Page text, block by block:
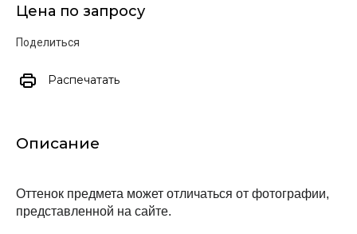
Цена по запросу
Поделиться
Распечатать
Описание
Оттенок предмета может отличаться от фотографии,
представленной на сайте.